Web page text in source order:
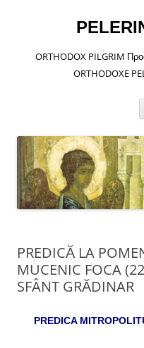
ORTHODOX PILGRIM
ORTHODOXE
PREDICĂ LA
MUCENIC FOCA
SFÂNT GRĂDINAR
PREDICA